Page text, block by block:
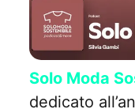
Solo Moda
dedicato